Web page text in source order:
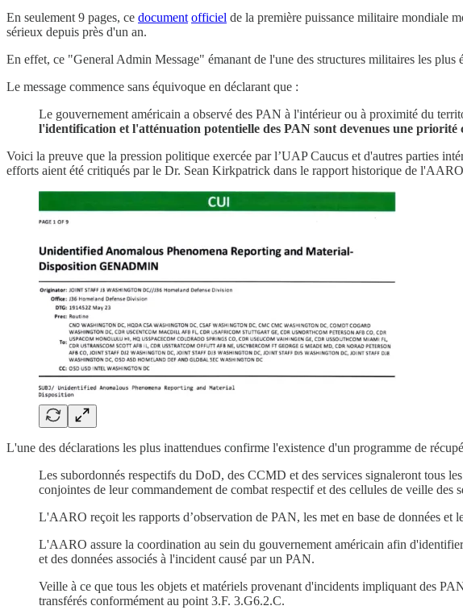
En seulement 9 pages, ce document officiel de la première puissance militaire mondiale
sérieux depuis près d'un an.
En effet, ce "General Admin Message" émanant de l'une des structures militaires les
Le message commence sans équivoque en déclarant que :
Le gouvernement américain a observé des PAN à l'intérieur ou à proximité du
l'identification et l'atténuation potentielle des PAN sont devenues une priorité
Voici la preuve que la pression politique exercée par l’UAP Caucus et d'autres parties
efforts aient été critiqués par le Dr. Sean Kirkpatrick dans le rapport historique de
L'une des déclarations les plus inattendues confirme l'existence d'un programme de
Les subordonnés respectifs du DoD, des CCMD et des services signaleront tous
conjointes de leur commandement de combat respectif et des cellules de veille des
L'AARO reçoit les rapports d’observation de PAN, les met en base de données
L'AARO assure la coordination au sein du gouvernement américain afin
et des données associés à l'incident causé par un PAN.
Veille à ce que tous les objets et matériels provenant d'incidents impliquant des
transférés conformément au point 3.F. 3.G6.2.C.